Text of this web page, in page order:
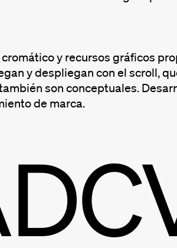
y recursos gráficos
y despliegan con el scroll,
son conceptuales.
de marca.